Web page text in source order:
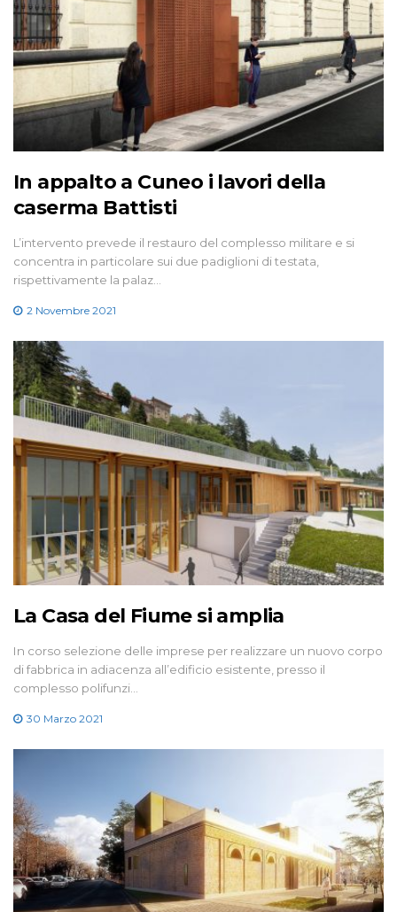
In appalto a Cuneo i lavori della
caserma Battisti
L’intervento prevede il restauro del complesso militare e si
concentra in particolare sui due padiglioni di testata,
rispettivamente la palaz…
2 Novembre 2021
La Casa del Fiume si amplia
In corso selezione delle imprese per realizzare un nuovo corpo
di fabbrica in adiacenza all’edificio esistente, presso il
complesso polifunzi…
30 Marzo 2021